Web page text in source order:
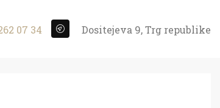
07 34 Dositejeva 9, Trg republike